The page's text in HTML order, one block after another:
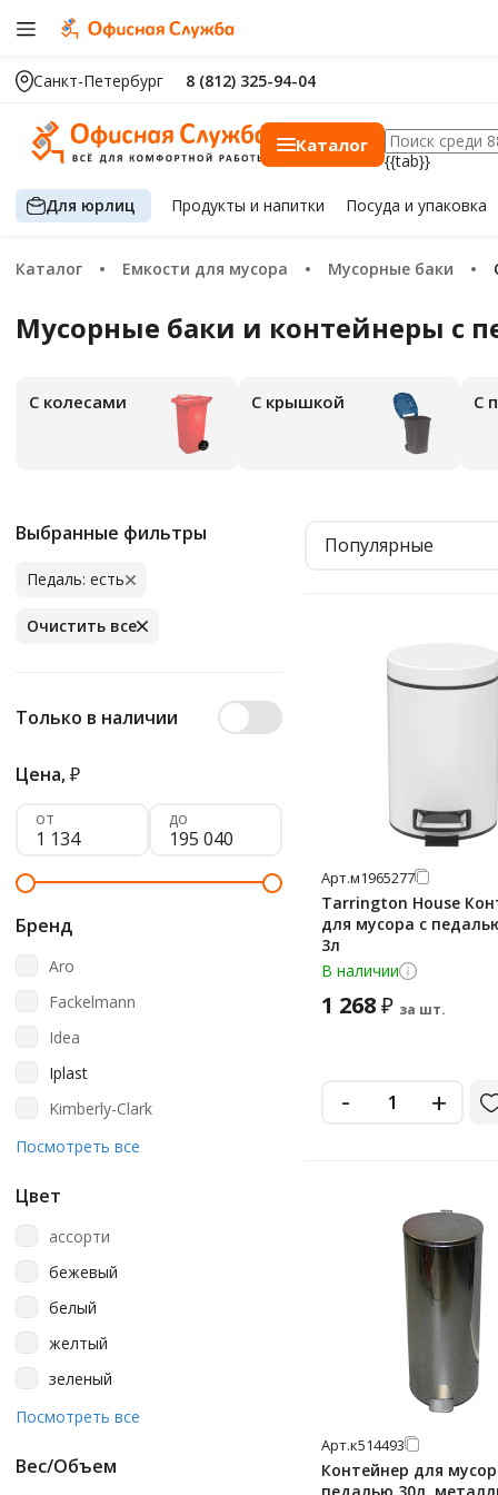
Санкт-Петербург 8 (812) 325-94-04
Каталог
{{tab}}
Для юрлиц Продуктыи напитки Посуда и упаковка
Каталог Емкости для мусора Мусорные баки
Мусорные баки и контейнеры с
С колесами С крышкой
Выбранные фильтры
Педаль: есть
Очистить все
Только в наличии
Цена,₽
от до
Бренд
Aro
Fackelmann
Idea
Iplast
Kimberly-Clark
Ksitex
Metro Professional
Tarrington House
Tellus (tork)
Посмотреть все
Цвет
ассорти
бежевый
белый
желтый
зеленый
красный
Посмотреть все
Вес/Объем
Популярные
Арт.м1965277
Tarrington House
для мусора с
3л
В наличии
1 268₽ за шт.
- +
Арт.к514493
Контейнер для